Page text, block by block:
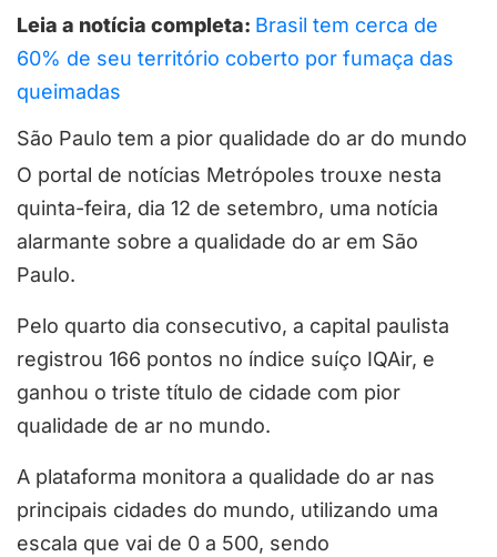
Leia a notícia completa: Brasil tem cerca de
60% de seu território coberto por fumaça das
queimadas
São Paulo tem a pior qualidade do ar do mundo
O portal de notícias Metrópoles trouxe nesta
quinta-feira, dia 12 de setembro, uma notícia
alarmante sobre a qualidade do ar em São
Paulo.
Pelo quarto dia consecutivo, a capital paulista
registrou 166 pontos no índice suíço IQAir, e
ganhou o triste título de cidade com pior
qualidade de ar no mundo.
A plataforma monitora a qualidade do ar nas
principais cidades do mundo, utilizando uma
escala que vai de 0 a 500, sendo